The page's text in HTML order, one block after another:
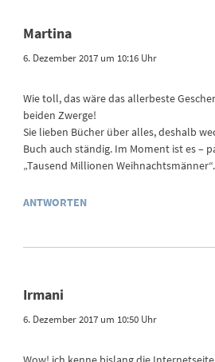
Martina
6. Dezember 2017 um 10:16 Uhr
Wie toll, das wäre das allerbeste
beiden Zwerge!
Sie lieben Bücher über alles, deshalb
Buch auch ständig. Im Moment ist es –
„Tausend Millionen Weihnachtsmänner“.
ANTWORTEN
Irmani
6. Dezember 2017 um 10:50 Uhr